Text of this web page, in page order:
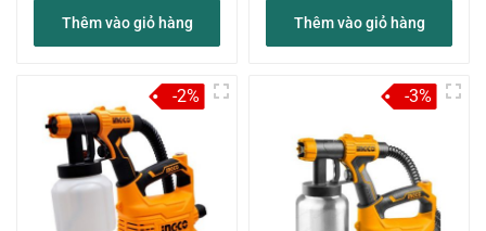
Thêm vào giỏ hàng Thêm vào giỏ hàng
-2% -3%